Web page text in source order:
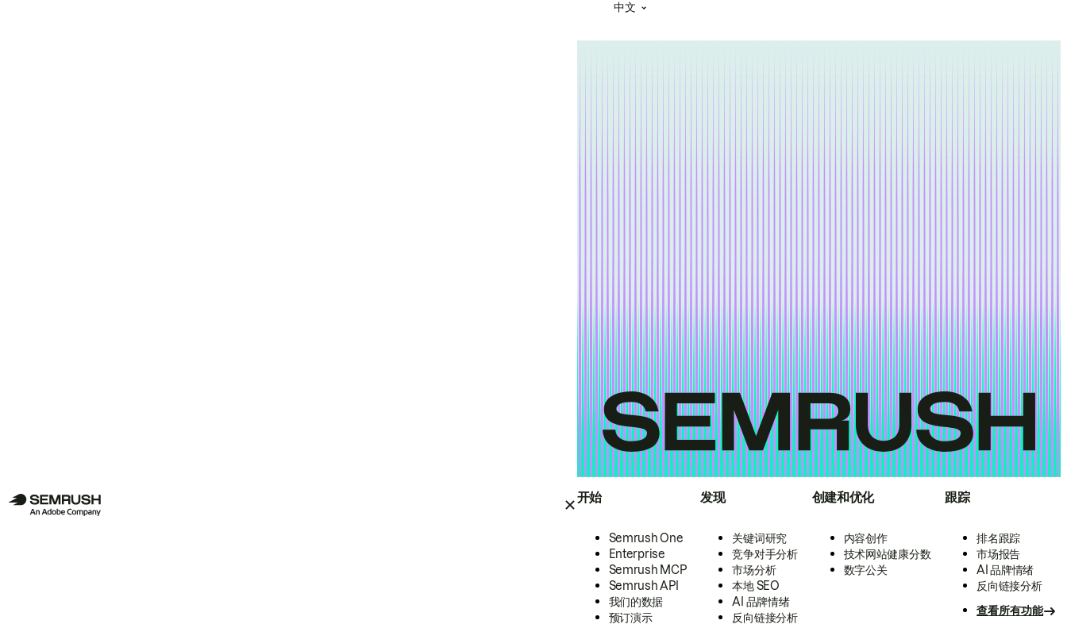
开始
Semrush One
Enterprise
Semrush MCP
Semrush API
我们的数据
预订演示
发现
关键词研究
竞争对手分析
市场分析
本地 SEO
AI 品牌情绪
反向链接分析
创建和优化
内容创作
技术网站健康分数
数字公关
跟踪
排名跟踪
市场报告
AI 品牌情绪
反向链接分析
查看所有功能
中文